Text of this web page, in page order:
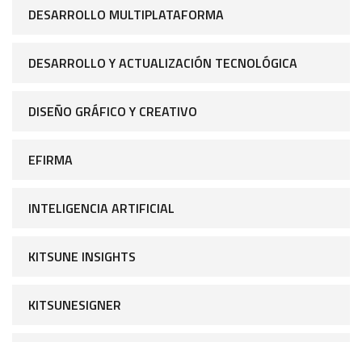
DESARROLLO MULTIPLATAFORMA
DESARROLLO Y ACTUALIZACIÓN TECNOLÓGICA
DISEÑO GRÁFICO Y CREATIVO
EFIRMA
INTELIGENCIA ARTIFICIAL
KITSUNE INSIGHTS
KITSUNESIGNER